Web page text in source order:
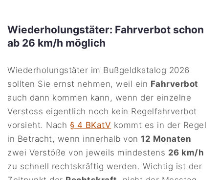
Wiederholungstäter: Fahrverbot schon
ab 26 km/h möglich
Wiederholungstäter im Bußgeldkatalog 2026
sollten Sie ernst nehmen, weil ein Fahrverbot
auch dann kommen kann, wenn der einzelne
Verstoss eigentlich noch kein Regelfahrverbot
vorsieht. Nach § 4 BKatV kommt es in der Regel
in Betracht, wenn innerhalb von12 Monaten
zwei Verstöße von jeweils mindestens 26 km/h
zu schnell rechtskräftig werden. Wichtig ist der